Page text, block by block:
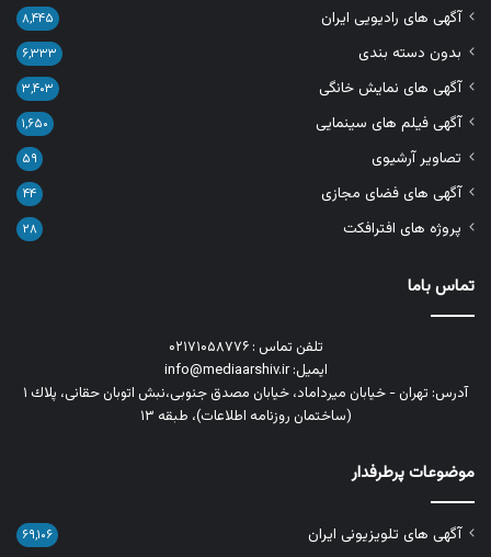
آگهی های رادیویی ایران ۸,۴۴۵
بدون دسته بندی ۶,۳۳۳
آگهی های نمایش خانگی ۳,۴۰۳
آگهی فیلم های سینمایی ۱,۶۵۰
تصاویر آرشیوی ۵۹
آگهی های فضای مجازی ۴۴
پروژه های افترافکت ۲۸
تماس باما
تلفن تماس : ۰۲۱۷۱۰۵۸۷۷۶
ایمیل: info@mediaarshiv.ir
آدرس: تهران - خیابان میرداماد، خیابان مصدق جنوبی،نبش اتوبان حقانی، پلاك ١
(ساختمان روزنامه اطلاعات)، طبقه ۱۳
موضوعات پرطرفدار
آگهی های تلویزیونی ایران ۶۹,۱۰۶